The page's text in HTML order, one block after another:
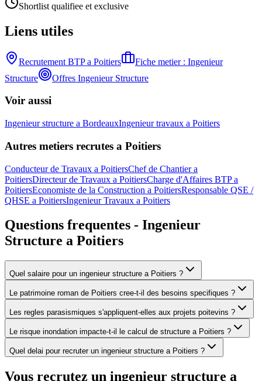
Shortlist qualifiee et exclusive
Liens utiles
Recrutement BTP a Poitiers Fiche metier : Ingenieur
Structure
Offres Ingenieur Structure
Voir aussi
Ingenieur structure a BordeauxIngenieur travaux a Poitiers
Autres metiers recrutes a Poitiers
Conducteur de Travaux a PoitiersChef de Chantiera
PoitiersDirecteur de Travaux a PoitiersCharge d'Affaires BTPa
PoitiersEconomiste de la Construction a PoitiersResponsable QSE /
QHSE a PoitiersIngenieur Travaux a Poitiers
Questions frequentes - Ingenieur
Structure a Poitiers
Quel salaire pour un ingenieur structure a Poitiers ?
Le patrimoine roman de Poitiers cree-t-il des besoins specifiques ?
Les regles parasismiques s'appliquent-elles aux projets poitevins ?
Le risque inondation impacte-t-il le calcul de structure a Poitiers ?
Quel delai pour recruter un ingenieur structure a Poitiers ?
Vous recrutez un ingenieur structure a